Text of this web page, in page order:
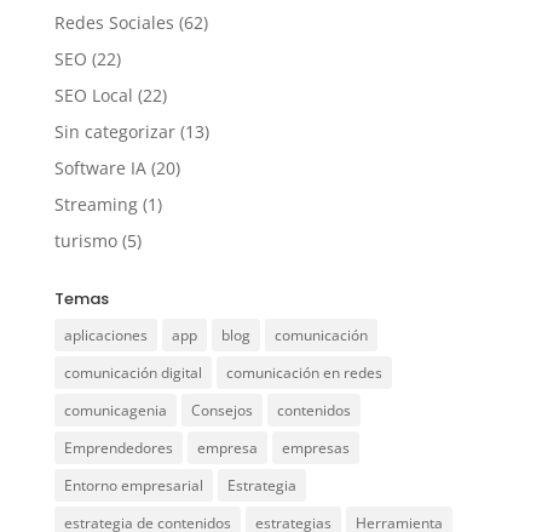
Redes Sociales (62)
SEO (22)
SEO Local (22)
Sin categorizar(13)
Software IA(20)
Streaming(1)
turismo(5)
Temas
aplicaciones app blog
comunicación
comunicación digital
comunicación en redes
comunicagenia
Consejos
contenidos
Emprendedores
empresa
empresas
Entorno empresarial
Estrategia
estrategia de contenidos
estrategias Herramienta